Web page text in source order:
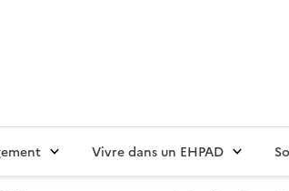
Vivre dans un EHPAD